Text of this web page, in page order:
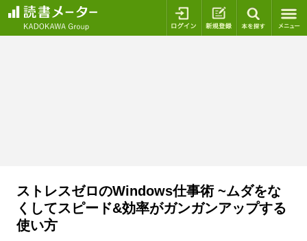
ログイン 新規登録
ストレスゼロのWindows仕事術 ~ムダをな
くしてスピード&効率がガンガンアップする
使い方